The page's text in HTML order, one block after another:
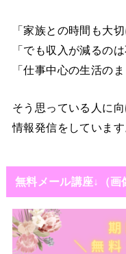
「家族との時間も大切
「でも収入が減るのは
「仕事中心の生活の
そう思っている人に向
情報発信をしています
無料メール講座↓（画